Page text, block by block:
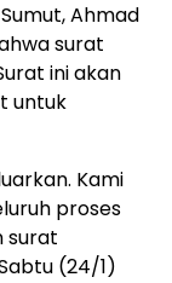
Ahmad
surat
ini akan
untuk
Kami
proses
surat
(24/1)